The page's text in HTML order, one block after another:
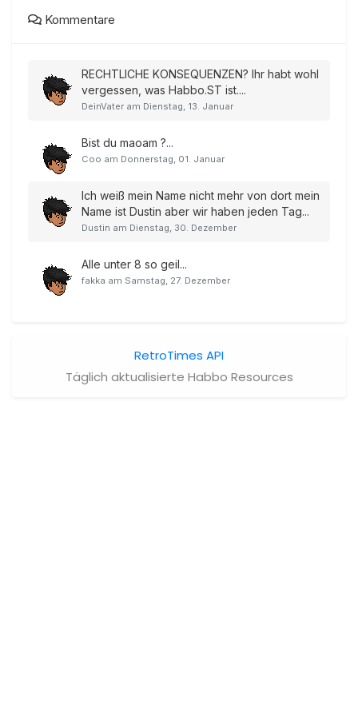
Kommentare
RECHTLICHE KONSEQUENZEN? Ihr habt wohl
vergessen, was Habbo.ST ist....
DeinVater am Dienstag, 13. Januar
Bist du maoam ?...
Coo am Donnerstag, 01. Januar
Ich weiß mein Name nicht mehr von dort mein
Name ist Dustin aber wir haben jeden Tag...
Dustin am Dienstag, 30. Dezember
Alle unter 8 so geil...
fakka am Samstag, 27. Dezember
RetroTimes API
Täglich aktualisierte Habbo Resources